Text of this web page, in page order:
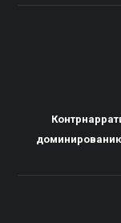
доминированию